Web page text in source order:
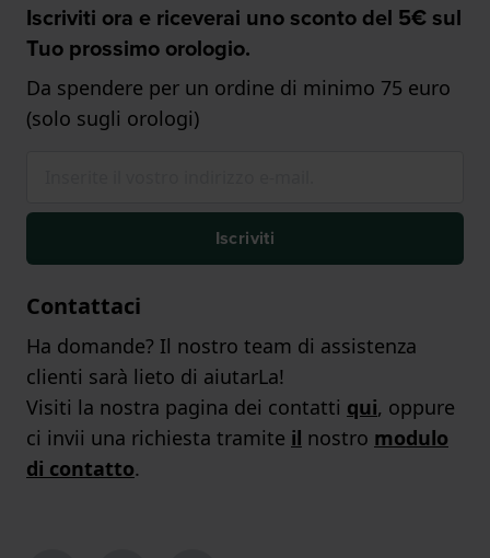
Iscriviti ora e riceverai uno sconto del 5€ sul
Tuo prossimo orologio.
Da spendere per un ordine di minimo 75 euro
(solo sugli orologi)
Iscriviti
Contattaci
Ha domande? Il nostro team di assistenza
clienti sarà lieto di aiutarLa!
Visiti la nostra pagina dei contatti qui, oppure
ci invii una richiesta tramite il nostro modulo
di contatto.